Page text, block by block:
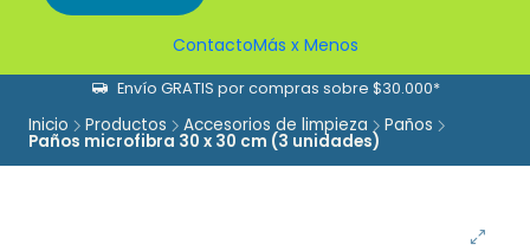
ContactoMás x Menos
Envío GRATIS por compras sobre $30.000*
Inicio Productos Accesorios de limpieza Paños
Paños microfibra 30 x 30 cm (3 unidades)